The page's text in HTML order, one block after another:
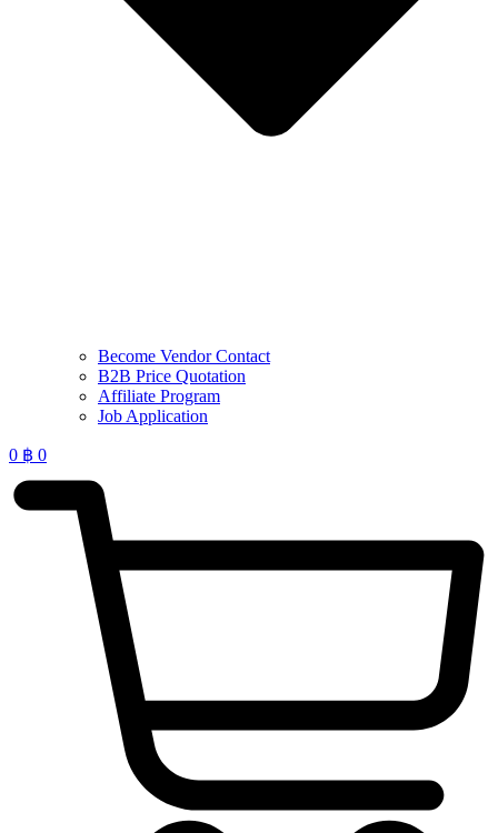
Become Vendor Contact
B2B Price Quotation
Affiliate Program
Job Application
0 ฿ 0